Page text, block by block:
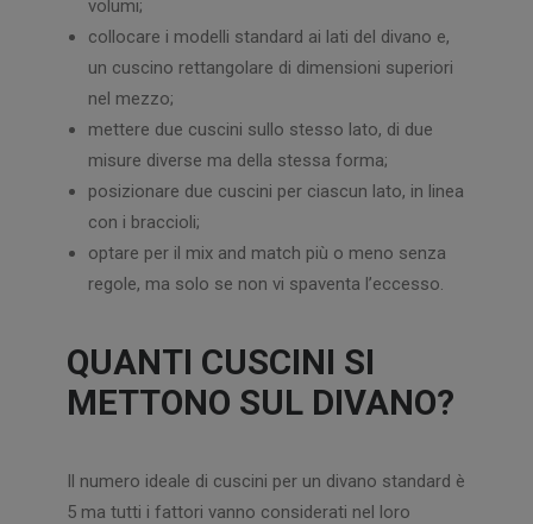
volumi;
collocare i modelli standard ai lati del divano e,
un cuscino rettangolare di dimensioni superiori
nel mezzo;
mettere due cuscini sullo stesso lato, di due
misure diverse ma della stessa forma;
posizionare due cuscini per ciascun lato, in linea
con i braccioli;
optare per il mix and match più o meno senza
regole, ma solo se non vi spaventa l’eccesso.
QUANTI CUSCINI SI
METTONO SUL DIVANO?
Il numero ideale di cuscini per un divano standard è
5 ma tutti i fattori vanno considerati nel loro